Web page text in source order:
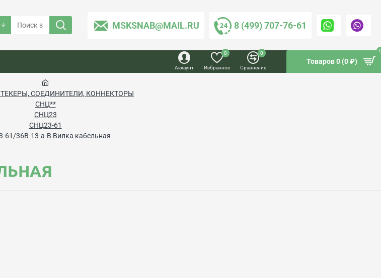
MSKSNAB@MAIL.RU 8 (499) 707-76-61
Аккаунт Избранное
0
Сравнение
0
Товаров 0 (0 ₽)
СОЕДИНИТЕЛИ, КОННЕКТОРЫ
СНЦ**
СНЦ23
СНЦ23-61
61/36В-13-а-В Вилка кабельная